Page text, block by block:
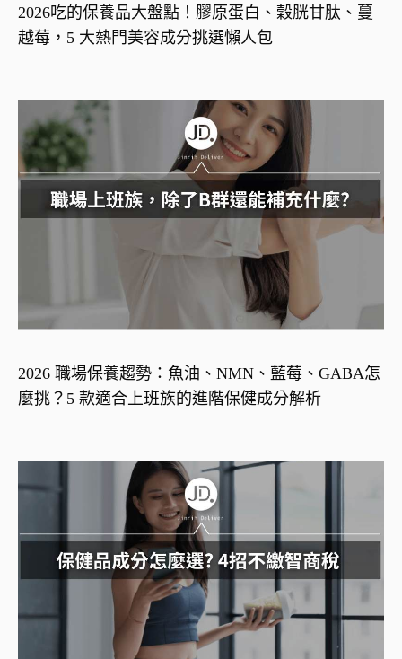
2026吃的保養品大盤點！膠原蛋白、穀胱甘肽、蔓
越莓，5 大熱門美容成分挑選懶人包
2026 職場保養趨勢：魚油、NMN、藍莓、GABA怎
麼挑？5 款適合上班族的進階保健成分解析